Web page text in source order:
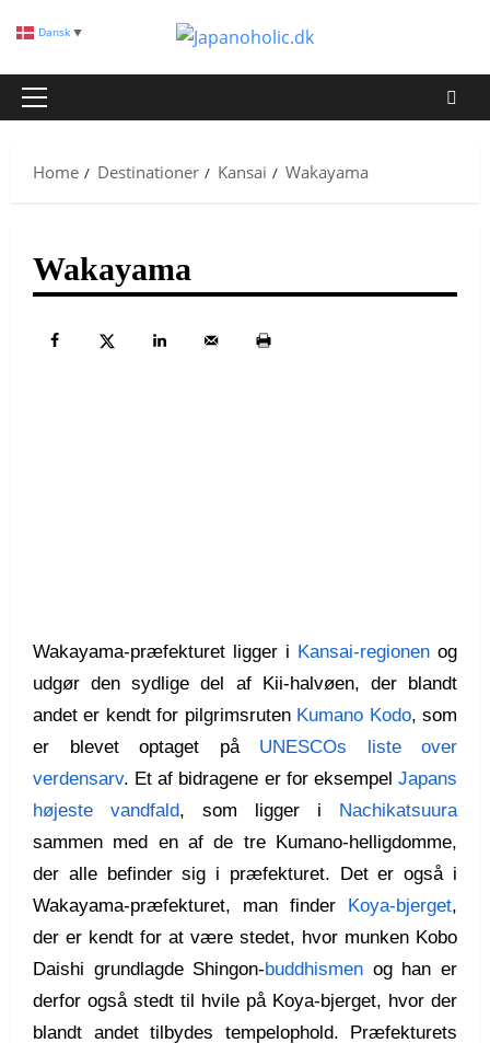
content
Primary
Home
Destinationer Kansai Wakayama
Wakayama
Wakayama-præfekturet ligger i Kansai-regionen og
udgør den sydlige del af Kii-halvøen, der blandt
andet er kendt for pilgrimsruten Kumano Kodo, som
er blevet optaget på UNESCOs liste over
verdensarv. Et af bidragene er for eksempel Japans
højeste vandfald, som ligger i Nachikatsuura
sammen med en af de tre Kumano-helligdomme,
der alle befinder sig i præfekturet. Det er også i
Wakayama-præfekturet, man finder Koya-bjerget,
der er kendt for at være stedet, hvor munken Kobo
Daishi grundlagde Shingon-buddhismen og han er
derfor også stedt til hvile på Koya-bjerget, hvor der
blandt andet tilbydes tempelophold. Præfekturets
Dansk ▼